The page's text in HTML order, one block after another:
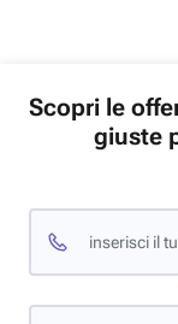
Scopri le
giuste
inserisci il